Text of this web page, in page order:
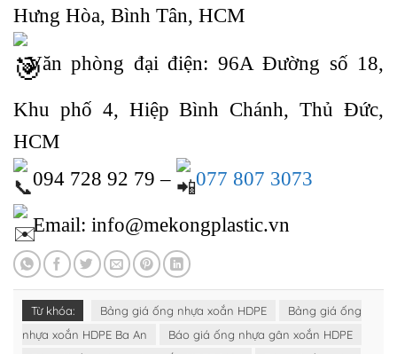
Hưng Hòa, Bình Tân, HCM
Văn phòng đại điện: 96A Đường số 18,
Khu phố 4, Hiệp Bình Chánh, Thủ Đức,
HCM
094 728 92 79 –
077 807 3073
Email: info@mekongplastic.vn
Từ khóa: Bảng giá ống nhựa xoắn HDPE
Bảng giá ống
nhựa xoắn HDPE Ba An
Báo giá ống nhựa gân xoắn HDPE